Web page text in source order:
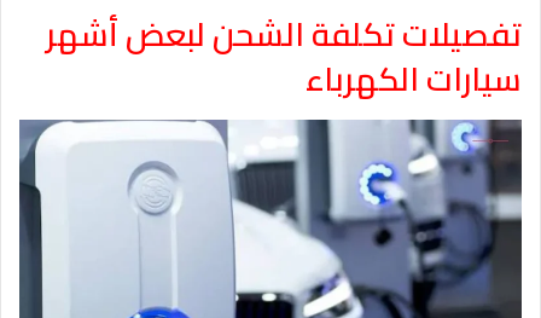
تفصيلات تكلفة الشحن لبعض أشهر
سيارات الكهرباء